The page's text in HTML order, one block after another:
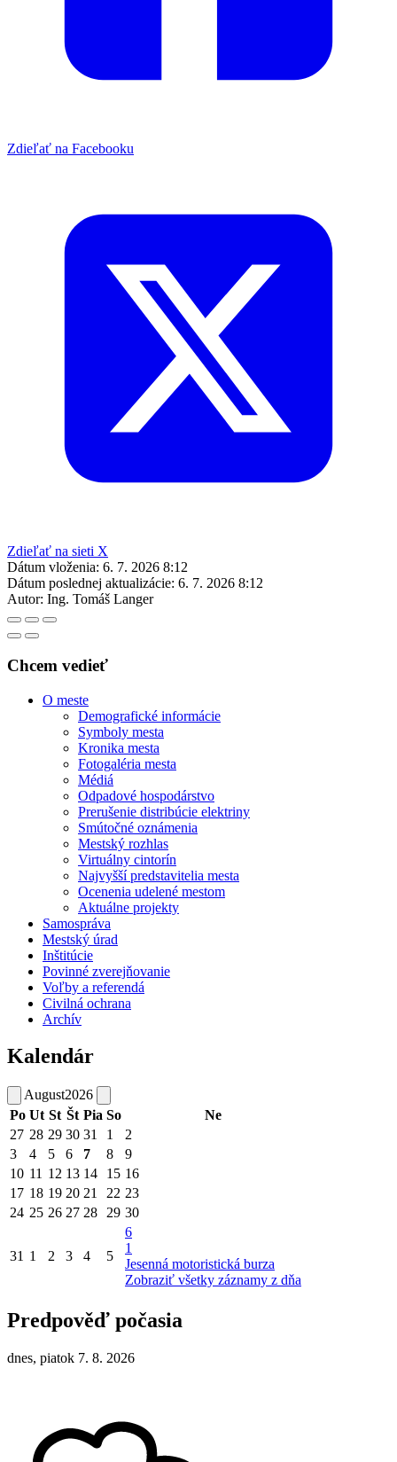
Zdieľať na Facebooku
Zdieľať na sieti X
Dátum vloženia: 6. 7. 2026 8:12
Dátum poslednej aktualizácie: 6. 7. 2026 8:12
Autor: Ing. Tomáš Langer
Chcem vedieť
O meste
Demografické informácie
Symboly mesta
Kronika mesta
Fotogaléria mesta
Médiá
Odpadové hospodárstvo
Prerušenie distribúcie elektriny
Smútočné oznámenia
Mestský rozhlas
Virtuálny cintorín
Najvyšší predstavitelia mesta
Ocenenia udelené mestom
Aktuálne projekty
Samospráva
Mestský úrad
Inštitúcie
Povinné zverejňovanie
Voľby a referendá
Civilná ochrana
Archív
Kalendár
August2026
Po Ut St Št Pia So
Ne
27 28 29 30 31 1
2
3
4 5 6 7 8
9
10 11 12 13 14 15 16
17 18 19 20 21 22 23
24 25 26 27 28 29 30
31 1 2 3 4 5
6
1
Jesenná motoristická burza
Zobraziť všetky záznamy z dňa
Predpověď počasia
dnes, piatok 7. 8. 2026